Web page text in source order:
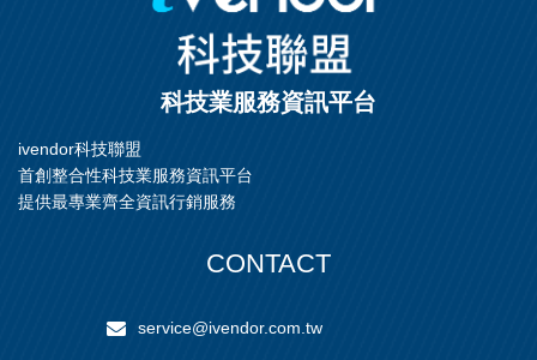
科技業服務資訊平台
ivendor科技聯盟
首創整合性科技業服務資訊平台
提供最專業齊全資訊行銷服務
CONTACT
service@ivendor.com.tw